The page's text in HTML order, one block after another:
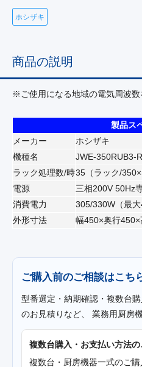
ホシザキ
商品の説明
※ご使用になる地域の電気周波数
製品ス
メーカー
ホシザキ
機種名
JWE-350RUB3-R
ラック処理数/時35（ラック/
電源
三相200V 50Hz
消費電力
305/330W（最大
外形寸法
幅450×奥行
ご購入前のご相談はこち
型番選定・納期確認・複数台
のお見積りなど、 業務用厨房
複数台購入・お支払い方法
複数台・厨房機器一式のご